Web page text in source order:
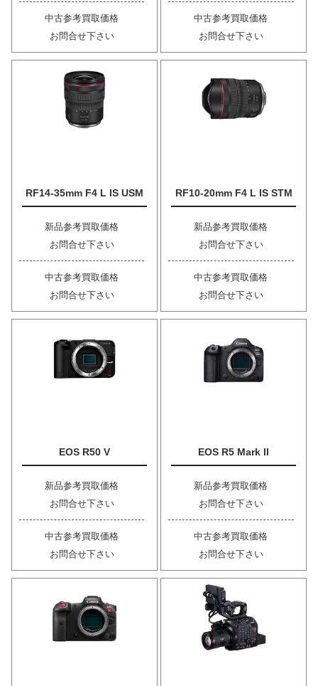
中古参考買取価格
お問合せ下さい
中古参考買取価格
お問合せ下さい
RF14-35mm F4 L IS USM
新品参考買取価格
お問合せ下さい
中古参考買取価格
お問合せ下さい
RF10-20mm F4 L IS STM
新品参考買取価格
お問合せ下さい
中古参考買取価格
お問合せ下さい
EOS R50 V
新品参考買取価格
お問合せ下さい
中古参考買取価格
お問合せ下さい
EOS R5 Mark II
新品参考買取価格
お問合せ下さい
中古参考買取価格
お問合せ下さい